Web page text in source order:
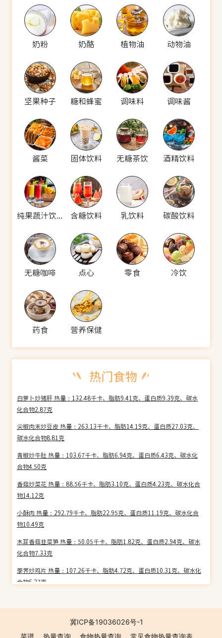
奶粉 奶酪 植物油 动物油
坚果种子 糖和蜂蜜 调味料 调味酱
酱菜 固体饮料 无糖茶饮 酒精饮料
纯果蔬汁饮料 含糖饮料 乳饮料 碳酸饮料
无糖咖啡 点心 零食 冷饮
药食 营养保健
白萝卜炒猪肝 热量：132.48千卡、脂肪9.41克、蛋白质9.39克、碳水
化合物2.87克
尖椒肉末炒豆皮 热量：263.13千卡、脂肪14.19克、蛋白质27.03克、
碳水化合物8.81克
青椒炒牛肚 热量：103.67千卡、脂肪6.94克、蛋白质6.43克、碳水化
合物4.50克
香菇炒菜花 热量：88.56千卡、脂肪3.10克、蛋白质4.23克、碳水化合
物14.12克
小酥肉 热量：292.79千卡、脂肪22.95克、蛋白质11.19克、碳水化合
物10.49克
木耳香菇韭菜笋 热量：50.05千卡、脂肪1.82克、蛋白质2.94克、碳水
化合物7.33克
荸荠炒鸡片 热量：107.26千卡、脂肪4.72克、蛋白质10.31克、碳水化
合物6.27克
物10.70克
雪菜鱼片 热量：108.05千卡、脂肪4.88克、蛋白质14.25克、碳水化合
冀ICP备19036026号-1